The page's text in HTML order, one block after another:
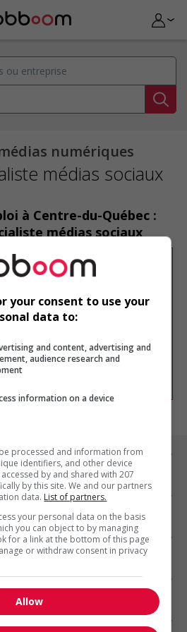
numériques
médias sociaux
à Centre-du-Québec :
médias sociaux
n'a produit aucun
nouvelle recherche.
en tout temps utiliser nos
selon votre profil
en vousinscrivant
Jobboom.
your consent to use your
data to:
and content, advertising and
audience research and
information on a device
processed and information from
identifiers, and other device
by and shared with 207
by this site. We and our partners
data. List of partners.
your personal data on the basis
you can object to by managing
for a link at the bottom of this page
or withdraw consent in privacy
Allow